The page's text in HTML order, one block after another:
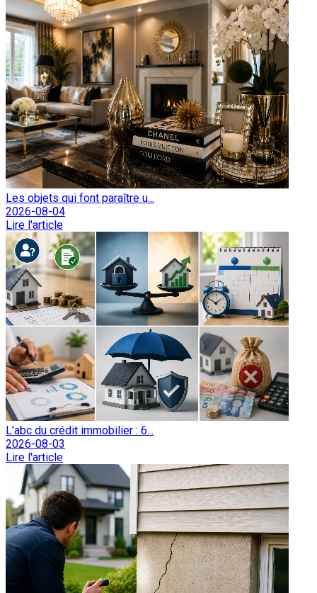
Les objets qui font paraître u...
2026-08-04
Lire l'article
L'abc du crédit immobilier : 6...
2026-08-03
Lire l'article